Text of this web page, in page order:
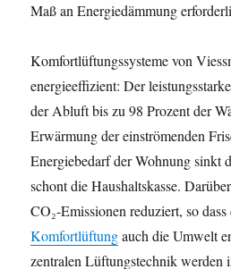
Maß an Energiedämmung
Komfortlüftungssysteme von
energieeffizient: Der
der Abluft bis zu 98 Prozent der
Erwärmung der einströmenden
Energiebedarf der Wohnung sinkt
schont die Haushaltskasse.
CO₂-Emissionen reduziert, so
Komfortlüftungauch die Umwelt
zentralen Lüftungstechnik werden